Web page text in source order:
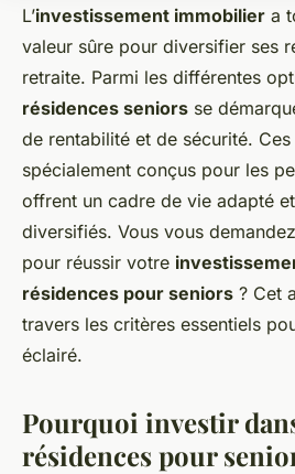
L’investissement immobilier a
valeur sûre pour diversifier ses
retraite. Parmi les différentes
résidences seniors se
de rentabilité et de sécurité.
spécialement conçus pour les
offrent un cadre de vie adapté
diversifiés. Vous vous
pour réussir votre
résidences pour seniors ? Cet
travers les critères essentiels
éclairé.
Pourquoi investir
résidences pour